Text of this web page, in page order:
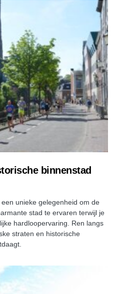
binnenstad
unieke gelegenheid om de
stad te ervaren terwijl je
hardloopervaring. Ren langs
straten en historische